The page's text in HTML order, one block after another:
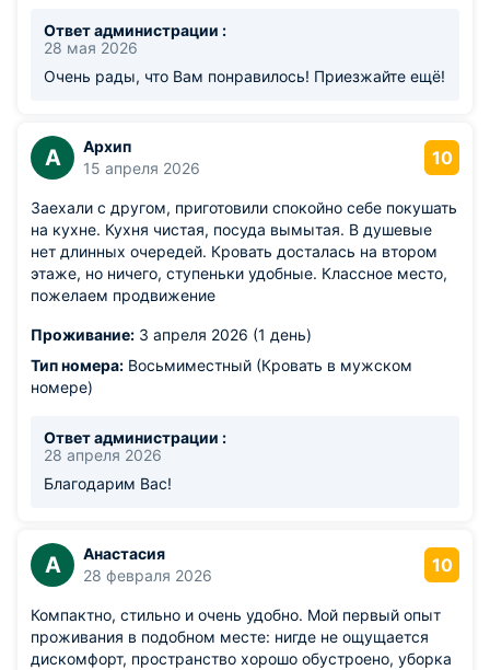
Ответ администрации :
28 мая 2026
Очень рады, что Вам понравилось! Приезжайте ещё!
А
Архип
15 апреля 2026
10
Заехали с другом, приготовили спокойно себе покушать
на кухне. Кухня чистая, посуда вымытая. В душевые
нет длинных очередей. Кровать досталась на втором
этаже, но ничего, ступеньки удобные. Классное место,
пожелаем продвижение
Проживание: 3 апреля 2026 (1 день)
Тип номера: Восьмиместный (Кровать в мужском
номере)
Ответ администрации :
28 апреля 2026
Благодарим Вас!
А
Анастасия
28 февраля 2026
10
Компактно, стильно и очень удобно. Мой первый опыт
проживания в подобном месте: нигде не ощущается
дискомфорт, пространство хорошо обустроено, уборка